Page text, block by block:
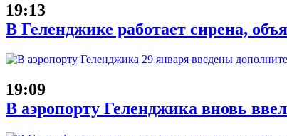
19:13
В Геленджике работает сирена,
19:09
В аэропорту Геленджика вновь